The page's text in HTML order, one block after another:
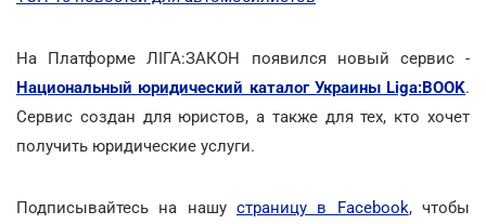
На Платформе ЛІГА:ЗАКОН появился новый сервис -
Национальный юридический каталог Украины Liga:BOOK.
Сервис создан для юристов, а также для тех, кто хочет
получить юридические услуги.
Подписывайтесь на нашу страницу в Facebook, чтобы